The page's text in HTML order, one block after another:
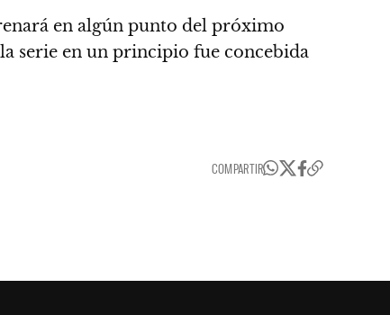
en algún punto del próximo
serie en un principio fue concebida
COMPARTIR